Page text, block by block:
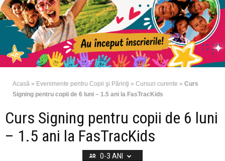
Acasă » Evenimente pentru Copii şi Părinţi » Cursuri curente » Curs
Signing pentru copii de 6 luni – 1.5 ani la FasTracKids
Curs Signing pentru copii de 6 luni
– 1.5 ani la FasTracKids
0-3 ANI